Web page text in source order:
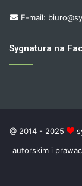
E-mail:
Sygnatura na
@ 2014 - 2025
autorskim i